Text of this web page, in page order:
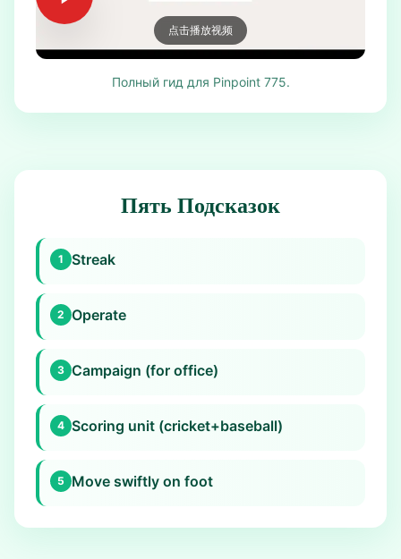
点击播放视频
Полный гид для Pinpoint 775.
Пять Подсказок
1 Streak
2 Operate
3 Campaign (for office)
4 Scoring unit (cricket+baseball)
5 Move swiftly on foot